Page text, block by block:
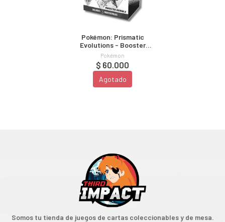
Pokémon: Prismatic
Evolutions - Booster
Bundle
Pokémon
$ 60.000
Agotado
Somos tu tienda de juegos de cartas coleccionables y de mesa.